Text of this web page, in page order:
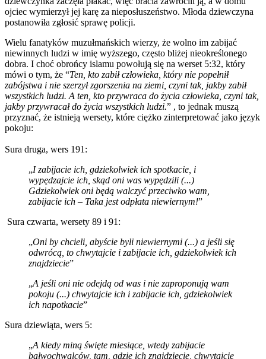
ojciec wymierzył jej karę za nieposłuszeństwo. Młoda dziewczyna
postanowiła zgłosić sprawę policji.
Wielu fanatyków muzułmańskich wierzy, że wolno im zabijać
niewinnych ludzi w imię wyższego, często bliżej nieokreślonego
dobra. I choć obrońcy islamu powołują się na werset 5:32, który
mówi o tym, że “Ten, kto zabił człowieka, który nie popełnił
zabójstwa i nie szerzył zgorszenia na ziemi, czyni tak, jakby zabił
wszystkich ludzi. A ten, kto przywraca do życia człowieka, czyni tak,
jakby przywracał do życia wszystkich ludzi.” , to jednak muszą
przyznać, że istnieją wersety, które ciężko zinterpretować jako język
pokoju:
Sura druga, wers 191:
„I zabijacie ich, gdziekolwiek ich spotkacie, i
wypędzajcie ich, skąd oni was wypędzili (...)
Gdziekolwiek oni będą walczyć przeciwko wam,
zabijacie ich – Taka jest odpłata niewiernym!”
Sura czwarta, wersety 89 i 91:
„Oni by chcieli, abyście byli niewiernymi (...) a jeśli się
odwrócą, to chwytajcie i zabijacie ich, gdziekolwiek ich
znajdziecie”
„A jeśli oni nie odejdą od was i nie zaproponują wam
pokoju (...) chwytajcie ich i zabijacie ich, gdziekolwiek
ich napotkacie”
Sura dziewiąta, wers 5:
„A kiedy miną święte miesiące, wtedy zabijacie
bałwochwalców, tam, gdzie ich znajdziecie, chwytajcie